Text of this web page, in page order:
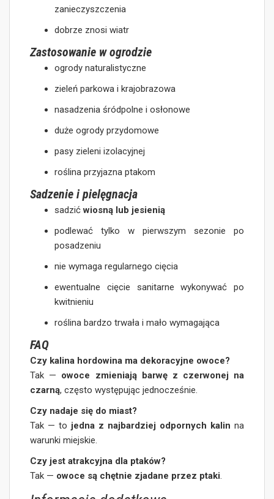
zanieczyszczenia
dobrze znosi wiatr
Zastosowanie w ogrodzie
ogrody naturalistyczne
zieleń parkowa i krajobrazowa
nasadzenia śródpolne i osłonowe
duże ogrody przydomowe
pasy zieleni izolacyjnej
roślina przyjazna ptakom
Sadzenie i pielęgnacja
sadzićwiosną lub jesienią
podlewać tylko w pierwszym sezonie po
posadzeniu
nie wymaga regularnego cięcia
ewentualne cięcie sanitarne wykonywać po
kwitnieniu
roślina bardzo trwała i mało wymagająca
FAQ
Czy kalina hordowina ma dekoracyjne owoce?
Tak — owoce zmieniają barwę z czerwonej na
czarną, często występując jednocześnie.
Czy nadaje się do miast?
Tak — to jedna z najbardziej odpornych kalin na
warunki miejskie.
Czy jest atrakcyjna dla ptaków?
Tak — owoce są chętnie zjadane przez ptaki.